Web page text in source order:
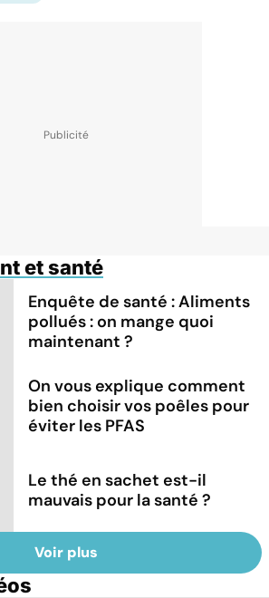
et santé
Enquête de santé : Aliments
pollués : on mange quoi
maintenant ?
On vous explique comment
bien choisir vos poêles pour
éviter les PFAS
Le thé en sachet est-il
mauvais pour la santé ?
Voir plus